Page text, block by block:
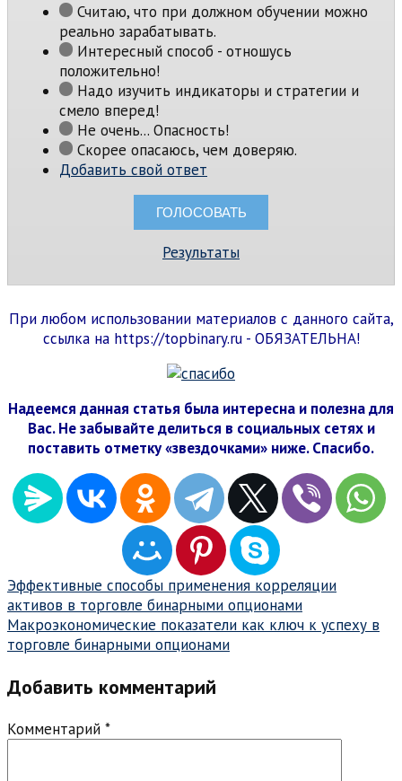
Считаю, что при должном обучении можно
реально зарабатывать.
Интересный способ - отношусь
положительно!
Надо изучить индикаторы и стратегии и
смело вперед!
Не очень... Опасность!
Скорее опасаюсь, чем доверяю.
Добавить свой ответ
Результаты
При любом использовании материалов с данного сайта,
ссылка на https://topbinary.ru - ОБЯЗАТЕЛЬНА!
Надеемся данная статья была интересна и полезна для
Вас. Не забывайте делиться в социальных сетях и
поставить отметку «звездочками» ниже. Спасибо.
Навигация
по
записям
Эффективные способы применения корреляции
активов в торговле бинарными опционами
Макроэкономические показатели как ключ к успеху в
торговле бинарными опционами
Добавить комментарий
Комментарий *